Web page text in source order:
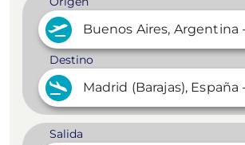
Destino
Salida